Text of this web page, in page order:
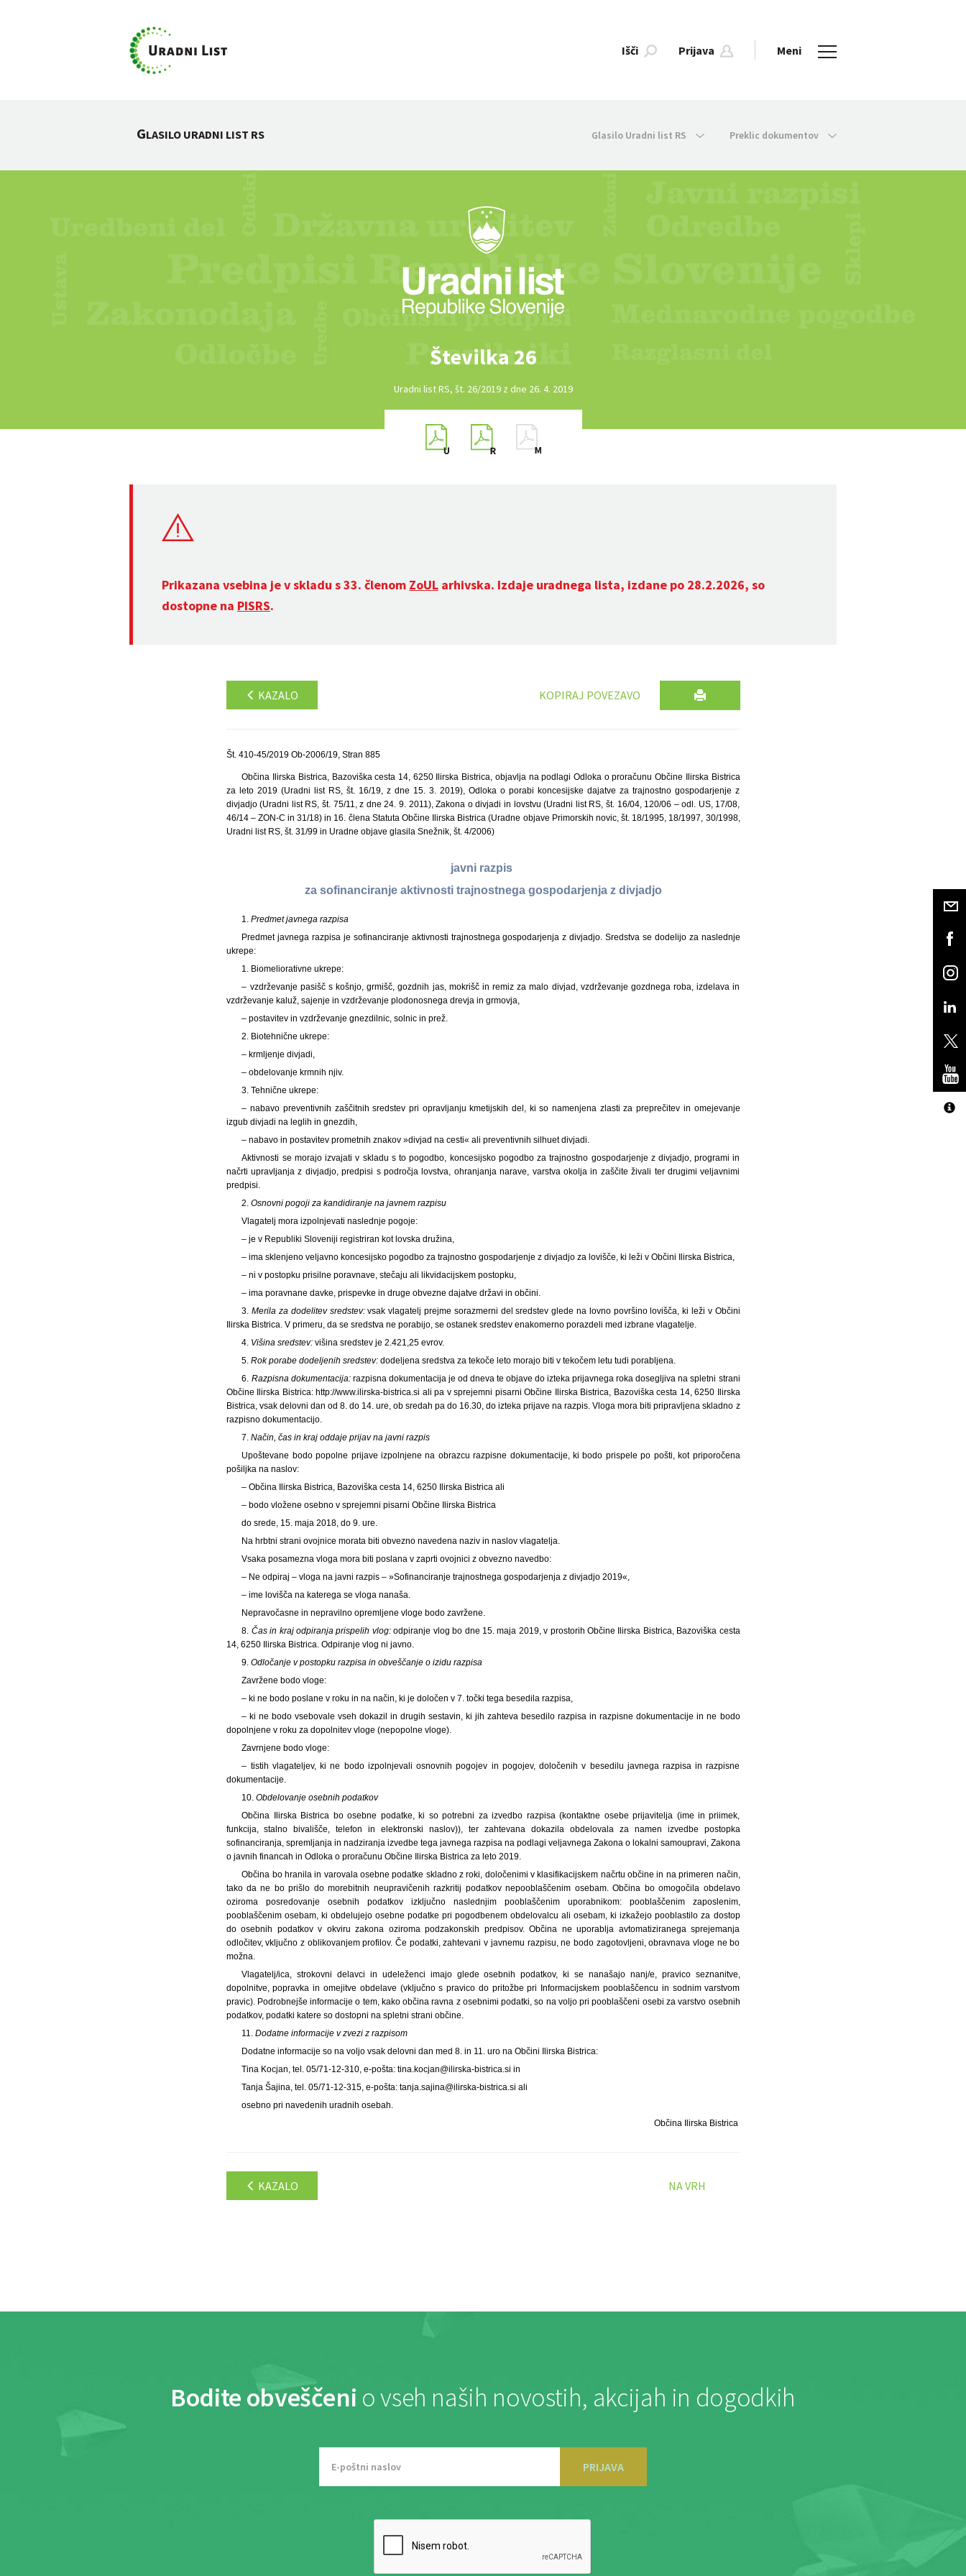
Išči Prijava Meni
GLASILO URADNI LIST RS Glasilo Uradni list RS Preklic dokumentov
Številka 26
Uradni list RS, št. 26/2019 z dne 26. 4. 2019
Prikazana vsebina je v skladu s 33. členom ZoUL arhivska. Izdaje uradnega lista, izdane po 28.2.2026, so
dostopne na PISRS.
KAZALO KOPIRAJ POVEZAVO
Št. 410-45/2019 Ob-2006/19, Stran 885
Občina Ilirska Bistrica, Bazoviška cesta 14, 6250 Ilirska Bistrica, objavlja na podlagi Odloka o proračunu Občine Ilirska Bistrica
za leto 2019 (Uradni list RS, št. 16/19, z dne 15. 3. 2019), Odloka o porabi koncesijske dajatve za trajnostno gospodarjenje z
divjadjo (Uradni list RS, št. 75/11, z dne 24. 9. 2011), Zakona o divjadi in lovstvu (Uradni list RS, št. 16/04, 120/06 – odl. US, 17/08,
46/14 – ZON-C in 31/18) in 16. člena Statuta Občine Ilirska Bistrica (Uradne objave Primorskih novic, št. 18/1995, 18/1997, 30/1998,
Uradni list RS, št. 31/99 in Uradne objave glasila Snežnik, št. 4/2006)
javni razpis
za sofinanciranje aktivnosti trajnostnega gospodarjenja z divjadjo
1.Predmet javnega razpisa
Predmet javnega razpisa je sofinanciranje aktivnosti trajnostnega gospodarjenja z divjadjo. Sredstva se dodelijo za naslednje
ukrepe:
1. Biomeliorativne ukrepe:
– vzdrževanje pasišč s košnjo, grmišč, gozdnih jas, mokrišč in remiz za malo divjad, vzdrževanje gozdnega roba, izdelava in
vzdrževanje kaluž, sajenje in vzdrževanje plodonosnega drevja in grmovja,
– postavitev in vzdrževanje gnezdilnic, solnic in prež.
2. Biotehnične ukrepe:
– krmljenje divjadi,
– obdelovanje krmnih njiv.
3. Tehnične ukrepe:
– nabavo preventivnih zaščitnih sredstev pri opravljanju kmetijskih del, ki so namenjena zlasti za preprečitev in omejevanje
izgub divjadi na leglih in gnezdih,
– nabavo in postavitev prometnih znakov »divjad na cesti« ali preventivnih silhuet divjadi.
Aktivnosti se morajo izvajati v skladu s to pogodbo, koncesijsko pogodbo za trajnostno gospodarjenje z divjadjo, programi in
načrti upravljanja z divjadjo, predpisi s področja lovstva, ohranjanja narave, varstva okolja in zaščite živali ter drugimi veljavnimi
predpisi.
2.Osnovni pogoji za kandidiranje na javnem razpisu
Vlagatelj mora izpolnjevati naslednje pogoje:
– je v Republiki Sloveniji registriran kot lovska družina,
– ima sklenjeno veljavno koncesijsko pogodbo za trajnostno gospodarjenje z divjadjo za lovišče, ki leži v Občini Ilirska Bistrica,
– ni v postopku prisilne poravnave, stečaju ali likvidacijskem postopku,
– ima poravnane davke, prispevke in druge obvezne dajatve državi in občini.
3.Merila za dodelitev sredstev:vsak vlagatelj prejme sorazmerni del sredstev glede na lovno površino lovišča, ki leži v Občini
Ilirska Bistrica. V primeru, da se sredstva ne porabijo, se ostanek sredstev enakomerno porazdeli med izbrane vlagatelje.
4. Višina sredstev:višina sredstev je 2.421,25 evrov.
5.Rok porabe dodeljenih sredstev:dodeljena sredstva za tekoče leto morajo biti v tekočem letu tudi porabljena.
6. Razpisna dokumentacija: razpisna dokumentacija je od dneva te objave do izteka prijavnega roka dosegljiva na spletni strani
Občine Ilirska Bistrica: http://www.ilirska-bistrica.si ali pa v sprejemni pisarni Občine Ilirska Bistrica, Bazoviška cesta 14, 6250 Ilirska
Bistrica, vsak delovni dan od 8. do 14. ure, ob sredah pa do 16.30, do izteka prijave na razpis. Vloga mora biti pripravljena skladno z
razpisno dokumentacijo.
7.Način, čas in kraj oddaje prijav na javni razpis
Upoštevane bodo popolne prijave izpolnjene na obrazcu razpisne dokumentacije, ki bodo prispele po pošti, kot priporočena
pošiljka na naslov:
– Občina Ilirska Bistrica, Bazoviška cesta 14, 6250 Ilirska Bistrica ali
– bodo vložene osebno v sprejemni pisarni Občine Ilirska Bistrica
do srede, 15. maja 2018, do 9. ure.
Na hrbtni strani ovojnice morata biti obvezno navedena naziv in naslov vlagatelja.
Vsaka posamezna vloga mora biti poslana v zaprti ovojnici z obvezno navedbo:
– Ne odpiraj – vloga na javni razpis – »Sofinanciranje trajnostnega gospodarjenja z divjadjo 2019«,
– ime lovišča na katerega se vloga nanaša.
Nepravočasne in nepravilno opremljene vloge bodo zavržene.
8. Čas in kraj odpiranja prispelih vlog:odpiranje vlog bo dne 15. maja 2019, v prostorih Občine Ilirska Bistrica, Bazoviška cesta
14, 6250 Ilirska Bistrica. Odpiranje vlog ni javno.
9.Odločanje v postopku razpisa in obveščanje o izidu razpisa
Zavržene bodo vloge:
– ki ne bodo poslane v roku in na način, ki je določen v 7. točki tega besedila razpisa,
– ki ne bodo vsebovale vseh dokazil in drugih sestavin, ki jih zahteva besedilo razpisa in razpisne dokumentacije in ne bodo
dopolnjene v roku za dopolnitev vloge (nepopolne vloge).
Zavrnjene bodo vloge:
– tistih vlagateljev, ki ne bodo izpolnjevali osnovnih pogojev in pogojev, določenih v besedilu javnega razpisa in razpisne
dokumentacije.
10.Obdelovanje osebnih podatkov
Občina Ilirska Bistrica bo osebne podatke, ki so potrebni za izvedbo razpisa (kontaktne osebe prijavitelja (ime in priimek,
funkcija, stalno bivališče, telefon in elektronski naslov)), ter zahtevana dokazila obdelovala za namen izvedbe postopka
sofinanciranja, spremljanja in nadziranja izvedbe tega javnega razpisa na podlagi veljavnega Zakona o lokalni samoupravi, Zakona
o javnih financah in Odloka o proračunu Občine Ilirska Bistrica za leto 2019.
Občina bo hranila in varovala osebne podatke skladno z roki, določenimi v klasifikacijskem načrtu občine in na primeren način,
tako da ne bo prišlo do morebitnih neupravičenih razkritij podatkov nepooblaščenim osebam. Občina bo omogočila obdelavo
oziroma posredovanje osebnih podatkov izključno naslednjim pooblaščenim uporabnikom: pooblaščenim zaposlenim,
pooblaščenim osebam, ki obdelujejo osebne podatke pri pogodbenem obdelovalcu ali osebam, ki izkažejo pooblastilo za dostop
do osebnih podatkov v okviru zakona oziroma podzakonskih predpisov. Občina ne uporablja avtomatiziranega sprejemanja
odločitev, vključno z oblikovanjem profilov. Če podatki, zahtevani v javnemu razpisu, ne bodo zagotovljeni, obravnava vloge ne bo
možna.
Vlagatelj/ica, strokovni delavci in udeleženci imajo glede osebnih podatkov, ki se nanašajo nanj/e, pravico seznanitve,
dopolnitve, popravka in omejitve obdelave (vključno s pravico do pritožbe pri Informacijskem pooblaščencu in sodnim varstvom
pravic). Podrobnejše informacije o tem, kako občina ravna z osebnimi podatki, so na voljo pri pooblaščeni osebi za varstvo osebnih
podatkov, podatki katere so dostopni na spletni strani občine.
11.Dodatne informacije v zvezi z razpisom
Dodatne informacije so na voljo vsak delovni dan med 8. in 11. uro na Občini Ilirska Bistrica:
Tina Kocjan, tel. 05/71-12-310, e-pošta: tina.kocjan@ilirska-bistrica.si in
Tanja Šajina, tel. 05/71-12-315, e-pošta: tanja.sajina@ilirska-bistrica.si ali
osebno pri navedenih uradnih osebah.
Občina Ilirska Bistrica
KAZALO NA VRH
Bodite obveščeni o vseh naših novostih, akcijah in dogodkih
PRIJAVA